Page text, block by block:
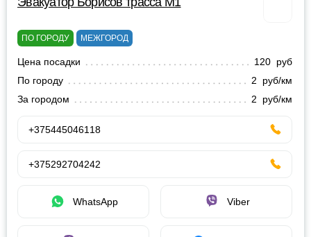
ПО ГОРОДУ МЕЖГОРОД
Цена посадки
120 руб
По городу
2 руб/км
За городом
2 руб/км
+375445046118
+375292704242
WhatsApp Viber